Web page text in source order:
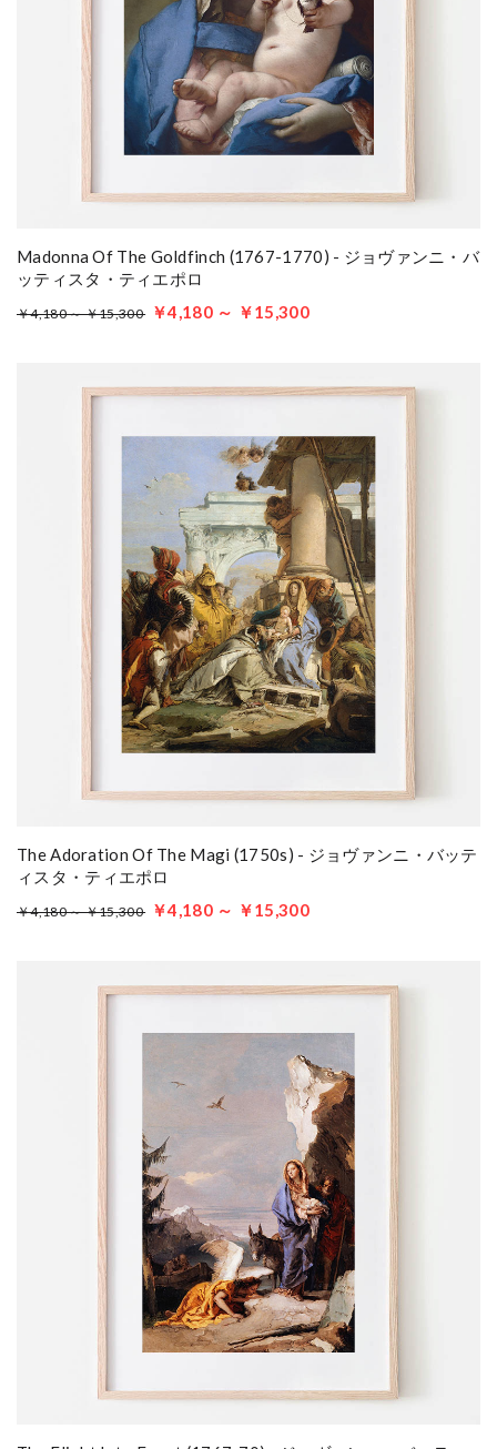
Madonna Of The Goldfinch (1767-1770) - ジョヴァンニ・バ
ッティスタ・ティエポロ
￥4,180 ～ ￥15,300 ￥4,180 ～ ￥15,300
The Adoration Of The Magi (1750s) - ジョヴァンニ・バッテ
ィスタ・ティエポロ
￥4,180 ～ ￥15,300 ￥4,180 ～ ￥15,300